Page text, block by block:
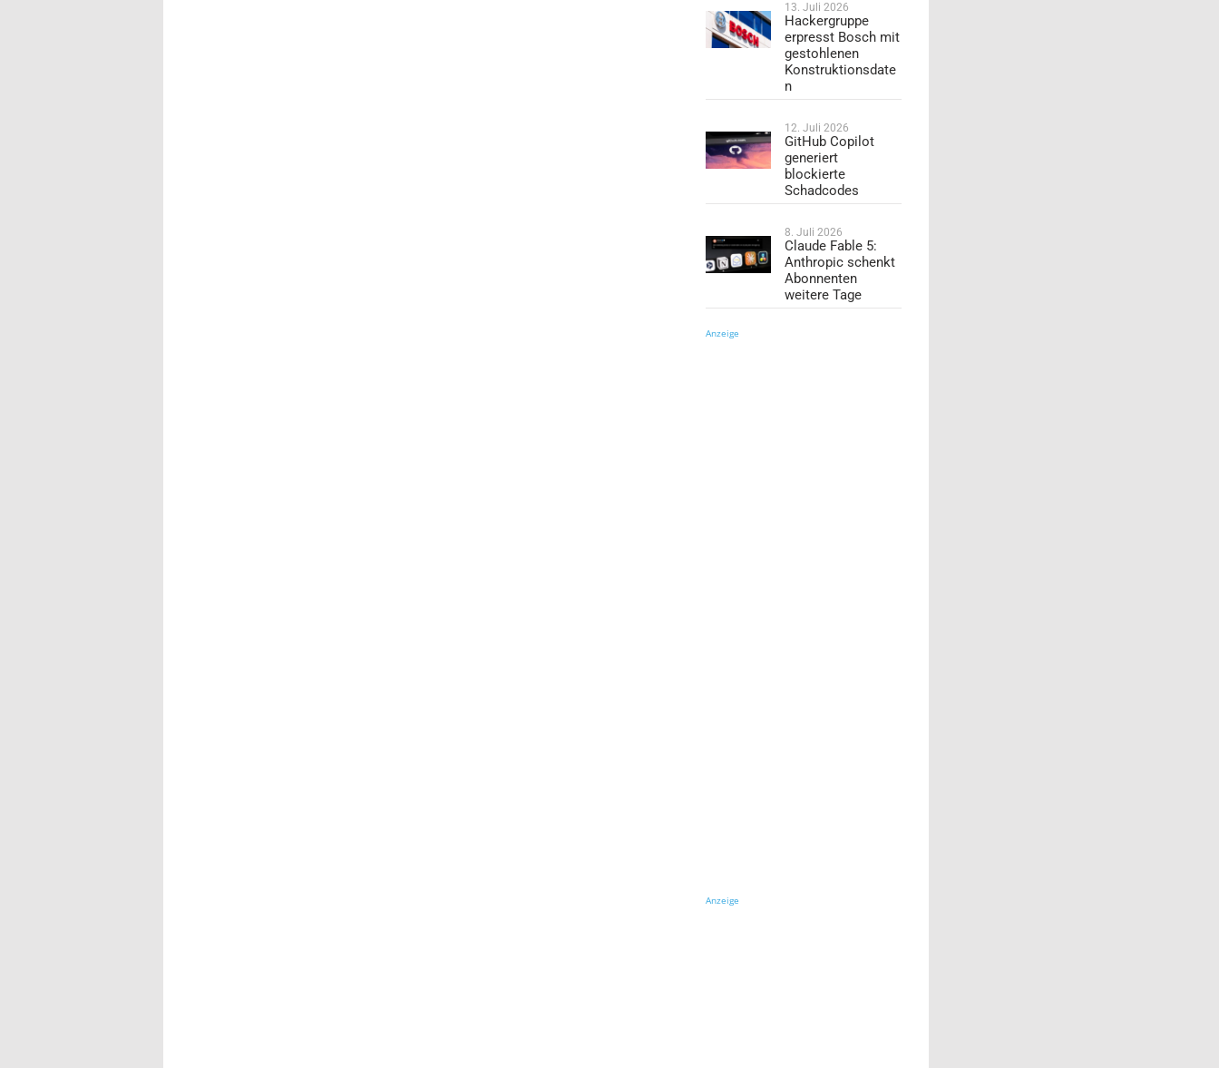
13. Juli 2026
Hackergruppe
erpresst Bosch mit
gestohlenen
Konstruktionsdate
n
12. Juli 2026
GitHub Copilot
generiert
blockierte
Schadcodes
8. Juli 2026
Claude Fable 5:
Anthropic schenkt
Abonnenten
weitere Tage
Anzeige
Anzeige